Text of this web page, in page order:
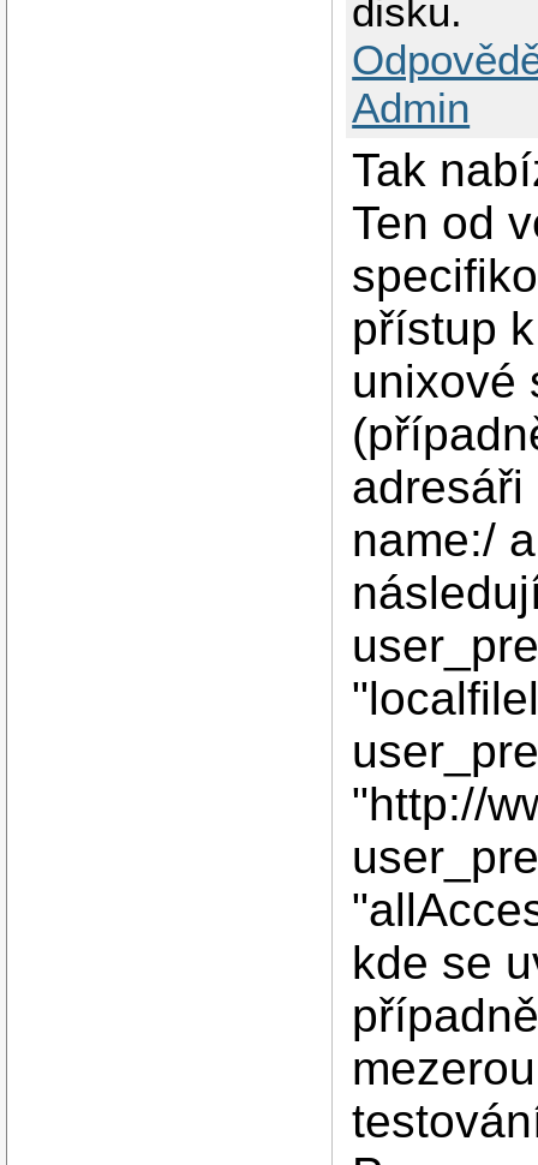
disku.
Admin
Tak
Ten od
přístup
unixové
adresáři
name:/
"http://
kde se